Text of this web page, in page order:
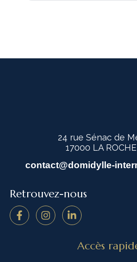
24 rue Sénac de
17000 LA
contact@domidylle-
Retrouvez-nous
Accès